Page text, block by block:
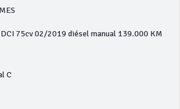
75cv 02/2019 diésel manual 139.000 KM
C